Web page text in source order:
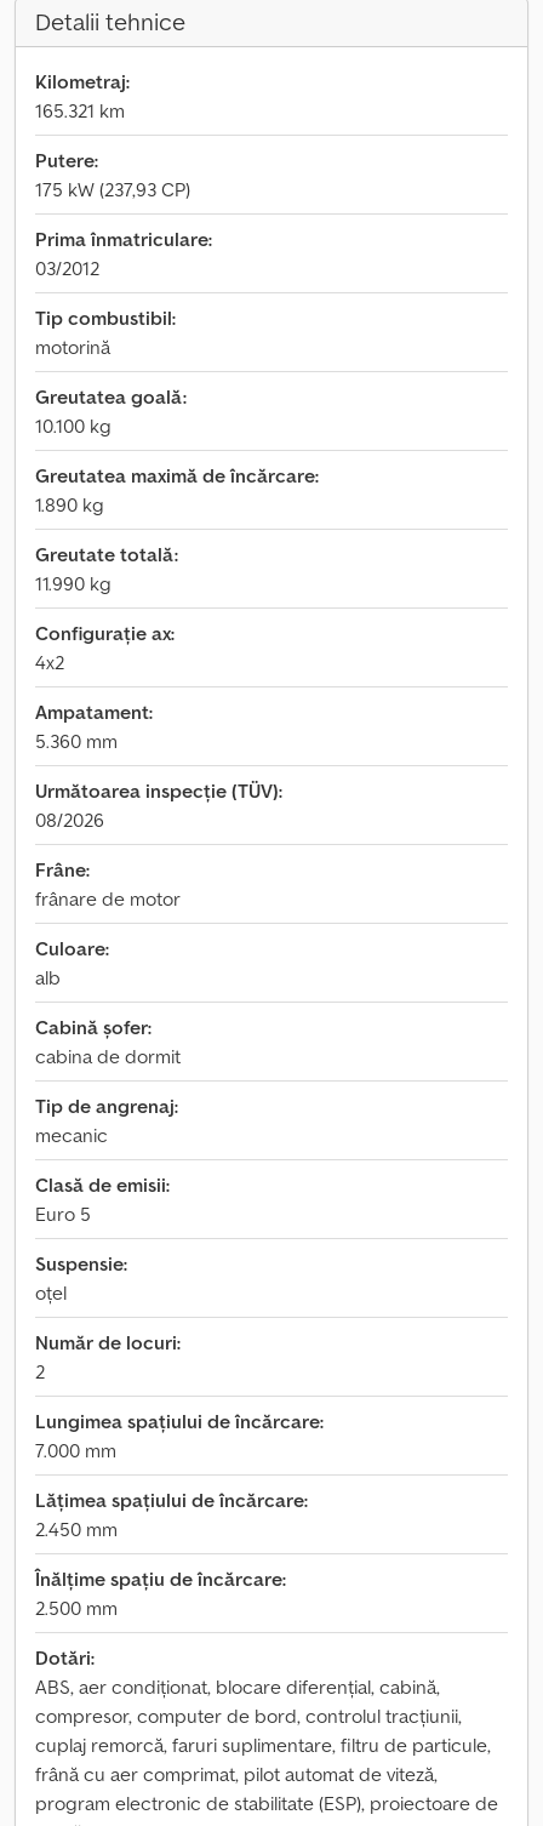
Detalii tehnice
Kilometraj:
165.321 km
Putere:
175 kW (237,93 CP)
Prima înmatriculare:
03/2012
Tip combustibil:
motorină
Greutatea goală:
10.100 kg
Greutatea maximă de încărcare:
1.890 kg
Greutate totală:
11.990 kg
Configurație ax:
4x2
Ampatament:
5.360 mm
Următoarea inspecție (TÜV):
08/2026
Frâne:
frânare de motor
Culoare:
alb
Cabină șofer:
cabina de dormit
Tip de angrenaj:
mecanic
Clasă de emisii:
Euro 5
Suspensie:
oțel
Număr de locuri:
2
Lungimea spațiului de încărcare:
7.000 mm
Lățimea spațiului de încărcare:
2.450 mm
Înălțime spațiu de încărcare:
2.500 mm
Dotări:
ABS, aer condiționat, blocare diferențial, cabină,
compresor, computer de bord, controlul tracțiunii,
cuplaj remorcă, faruri suplimentare, filtru de particule,
frână cu aer comprimat, pilot automat de viteză,
program electronic de stabilitate (ESP), proiectoare de